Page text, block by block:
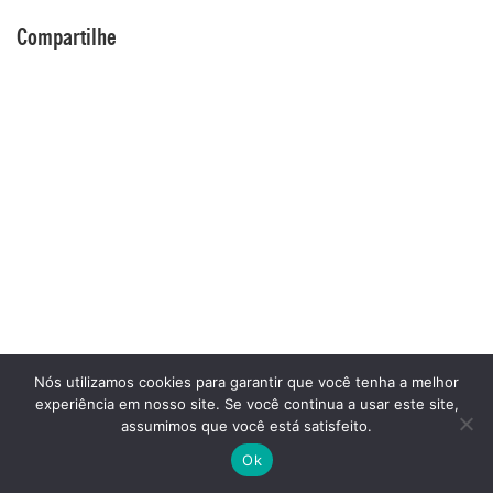
Compartilhe
Nós utilizamos cookies para garantir que você tenha a melhor
experiência em nosso site. Se você continua a usar este site,
assumimos que você está satisfeito.
Ok